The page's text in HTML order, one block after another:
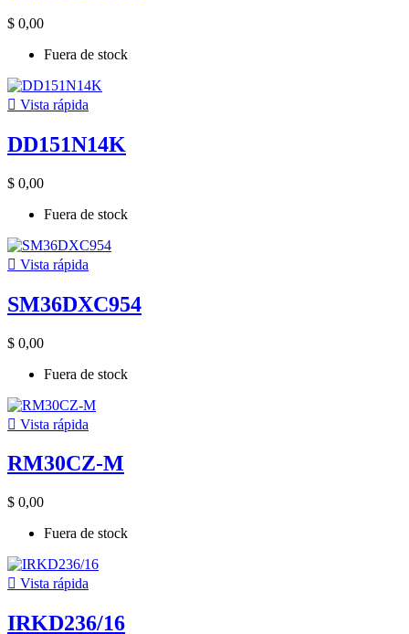
$ 0,00
Fuera de stock
 Vista rápida
DD151N14K
$ 0,00
Fuera de stock
 Vista rápida
SM36DXC954
$ 0,00
Fuera de stock
 Vista rápida
RM30CZ-M
$ 0,00
Fuera de stock
 Vista rápida
IRKD236/16